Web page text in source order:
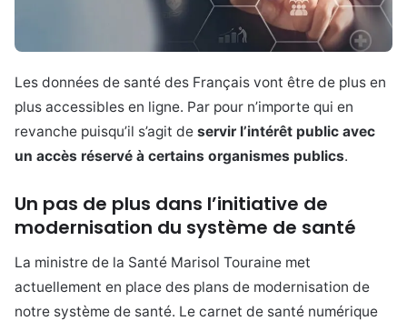
Les données de santé des Français vont être de plus en
plus accessibles en ligne. Par pour n’importe qui en
revanche puisqu’il s’agit de servir l’intérêt public avec
un accès réservé à certains organismes publics.
Un pas de plus dans l’initiative de
modernisation du système de santé
La ministre de la Santé Marisol Touraine met
actuellement en place des plans de modernisation de
notre système de santé. Le carnet de santé numérique